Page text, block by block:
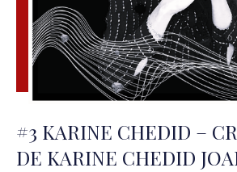
#3 KARINE CHEDID –
DE KARINE CHEDID